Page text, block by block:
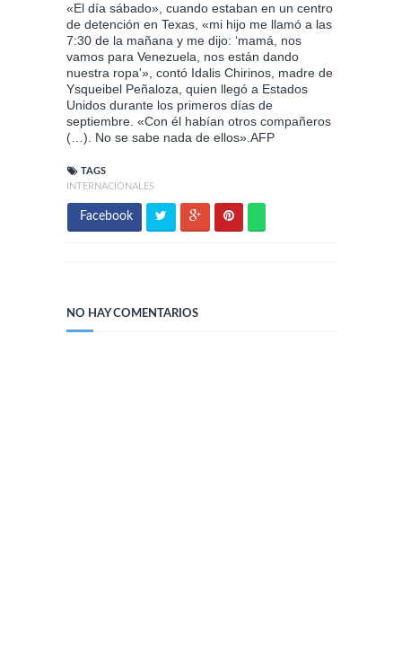
«El día sábado», cuando estaban en un centro
de detención en Texas, «mi hijo me llamó a las
7:30 de la mañana y me dijo: ‘mamá, nos
vamos para Venezuela, nos están dando
nuestra ropa'», contó Idalis Chirinos, madre de
Ysqueibel Peñaloza, quien llegó a Estados
Unidos durante los primeros días de
septiembre. «Con él habían otros compañeros
(…). No se sabe nada de ellos».AFP
TAGS
INTERNACIONALES
Facebook
NO HAY COMENTARIOS